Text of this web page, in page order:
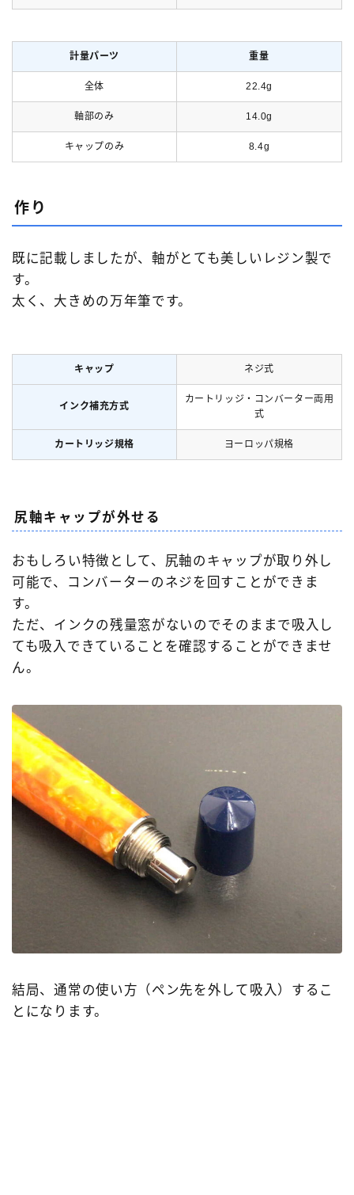
計量パーツ 重量
全体 22.4g
軸部のみ 14.0g
キャップのみ 8.4g
作り
既に記載しましたが、軸がとても美しいレジン製で
す。
太く、大きめの万年筆です。
キャップ ネジ式
インク補充方式
カートリッジ・コンバーター両用
式
カートリッジ規格 ヨーロッパ規格
尻軸キャップが外せる
おもしろい特徴として、尻軸のキャップが取り外し
可能で、コンバーターのネジを回すことができま
す。
ただ、インクの残量窓がないのでそのままで吸入し
ても吸入できていることを確認することができませ
ん。
結局、通常の使い方（ペン先を外して吸入）するこ
とになります。